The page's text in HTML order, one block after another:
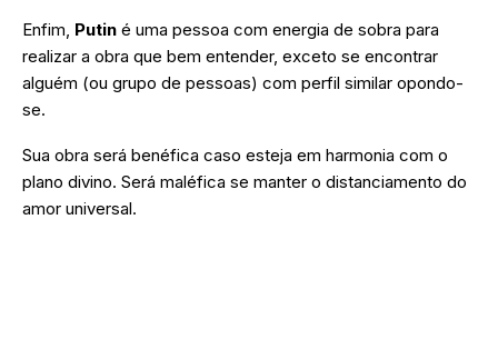
Enfim, Putin é uma pessoa com energia de sobra para
realizar a obra que bem entender, exceto se encontrar
alguém (ou grupo de pessoas) com perfil similar opondo-
se.
Sua obra será benéfica caso esteja em harmonia com o
plano divino. Será maléfica se manter o distanciamento do
amor universal.